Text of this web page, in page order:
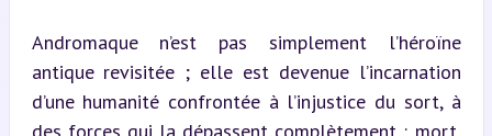
Andromaque n’est pas simplement l’héroïne
antique revisitée ; elle est devenue l’incarnation
d’une humanité confrontée à l’injustice du sort, à